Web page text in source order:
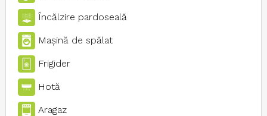
Încălzire pardoseală
Maşină de spălat
Frigider
Hotă
Aragaz